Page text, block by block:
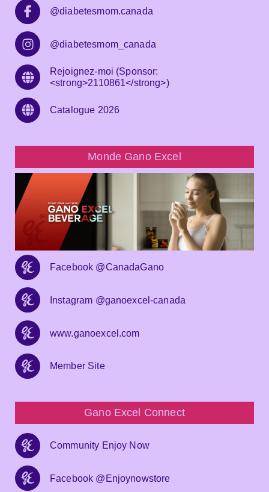
@diabetesmom.canada
@diabetesmom_canada
Rejoignez-moi (Sponsor:
<strong>2110861</strong>)
Catalogue 2026
Monde Gano Excel
Facebook @CanadaGano
Instagram @ganoexcel-canada
www.ganoexcel.com
Member Site
Gano Excel Connect
Community Enjoy Now
Facebook @Enjoynowstore